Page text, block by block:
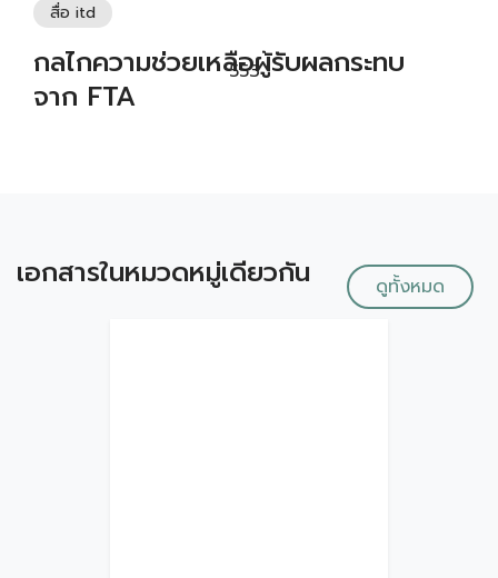
สื่อ itd
553
กลไกความช่วยเหลือผู้รับผลกระทบ
จาก FTA
เอกสารในหมวดหมู่เดียวกัน ดูทั้งหมด